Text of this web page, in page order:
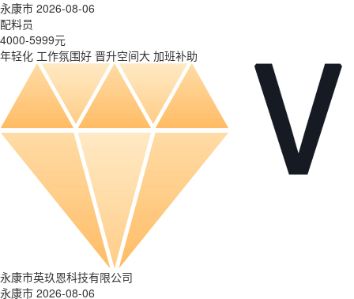
永康市 2026-08-06
配料员
4000-5999元
年轻化 工作氛围好 晋升空间大 加班补助
永康市英玖恩科技有限公司
永康市 2026-08-06